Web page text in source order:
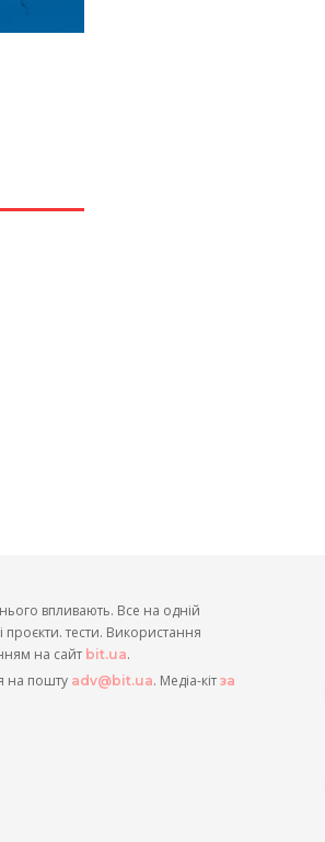
впливають. Все на одній
проєкти. тести. Використання
на сайт bit.ua.
на пошту adv@bit.ua. Медіа-кіт за